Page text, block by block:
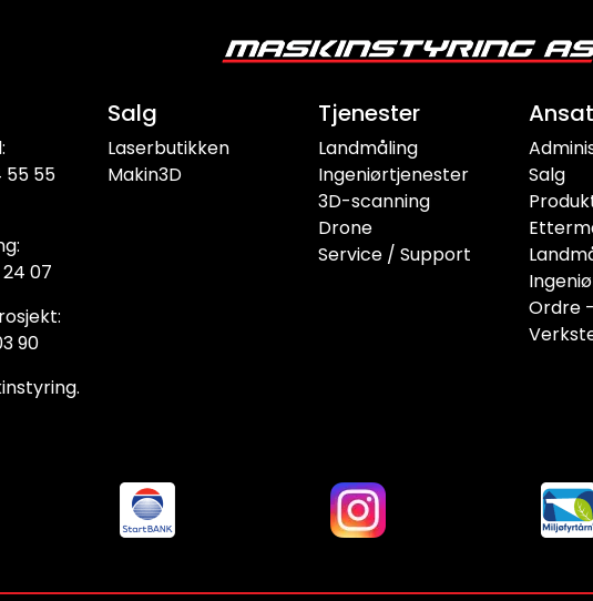
55 55
07
90
Salg
Laserbutikken
Makin3D
Tjenester
Landmåling
Ingeniørtjenester
3D-scanning
Drone
Service / Support
Salg
Ordre